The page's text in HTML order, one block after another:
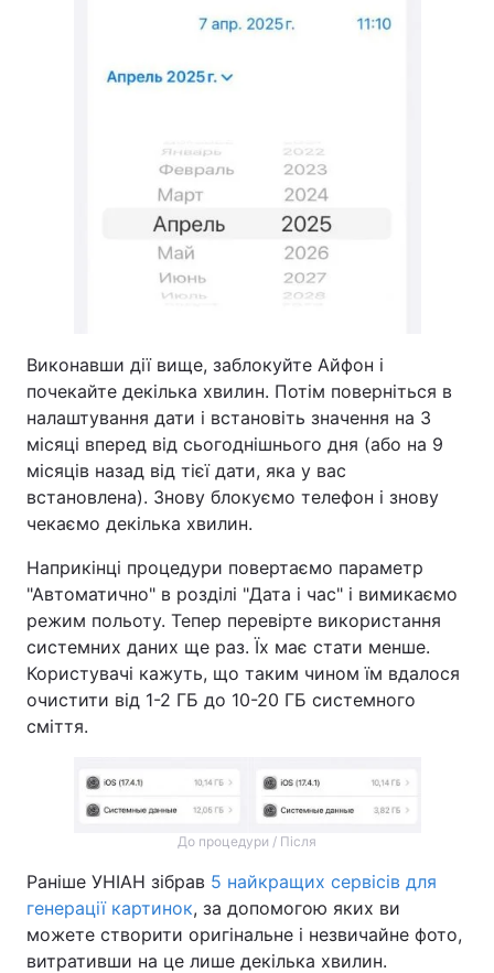
Виконавши дії вище, заблокуйте Айфон і
почекайте декілька хвилин. Потім поверніться в
налаштування дати і встановіть значення на 3
місяці вперед від сьогоднішнього дня (або на 9
місяців назад від тієї дати, яка у вас
встановлена). Знову блокуємо телефон і знову
чекаємо декілька хвилин.
Наприкінці процедури повертаємо параметр
"Автоматично" в розділі "Дата і час" і вимикаємо
режим польоту. Тепер перевірте використання
системних даних ще раз. Їх має стати менше.
Користувачі кажуть, що таким чином їм вдалося
очистити від 1-2 ГБ до 10-20 ГБ системного
сміття.
До процедури / Після
Раніше УНІАН зібрав 5 найкращих сервісів для
генерації картинок, за допомогою яких ви
можете створити оригінальне і незвичайне фото,
витративши на це лише декілька хвилин.